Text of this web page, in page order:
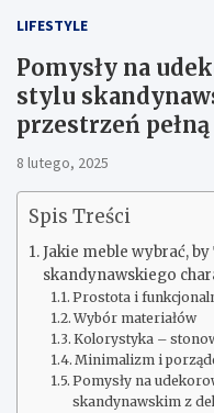
LIFESTYLE
Pomysły na
stylu
przestrzeń
8 lutego, 2025
Spis Treści
Jakie meble wybrać,
skandynawskiego
Prostota i
Wybór materiałów
Kolorystyka –
Minimalizm i
Pomysły na
skandynawskim z